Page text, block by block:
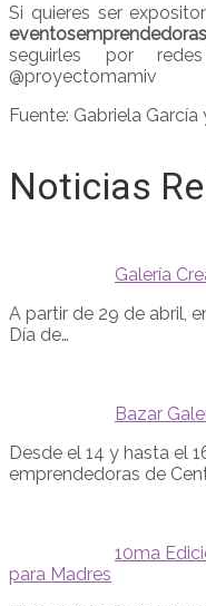
Si quieres ser
seguirles por
@proyectomamiv
Fuente: Gabriela
Noticias
Galería
A partir de 29 de abril,
Día de…
Bazar
Desde el 14 y hasta el
emprendedoras de
10ma
para Madres